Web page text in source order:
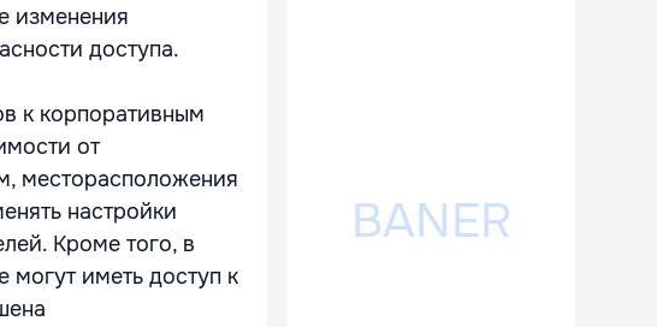
изменения
доступа.
к корпоративным
от
месторасположения
настройки
Кроме того, в
могут иметь доступ к